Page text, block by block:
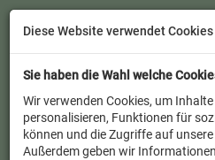
Diese Website verwendet Cookies
Sie haben die Wahl welche
Wir verwenden Cookies, um
personalisieren, Funktionen für
können und die Zugriffe auf
Außerdem geben wir